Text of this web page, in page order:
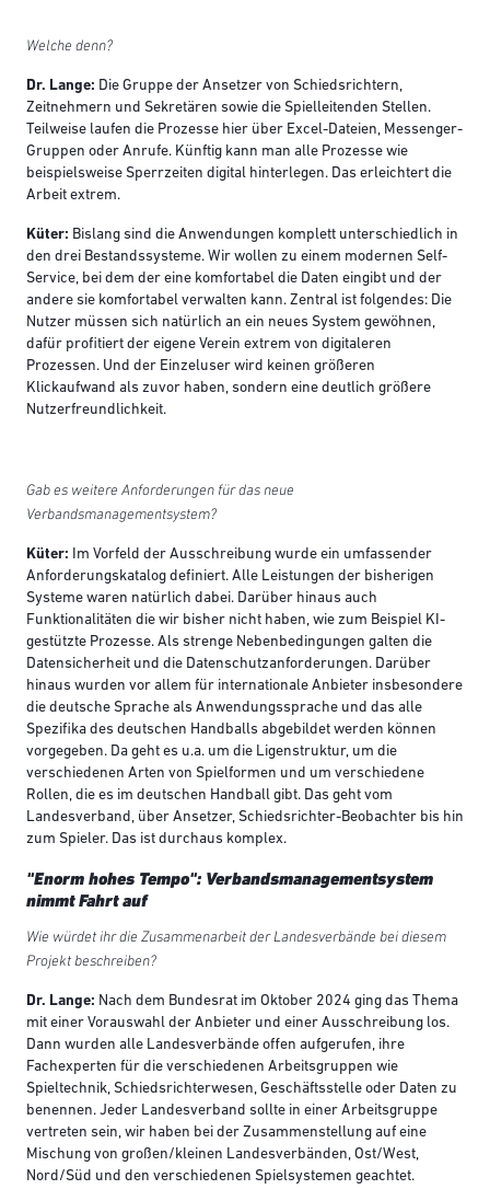
Welche denn?
Dr. Lange: Die Gruppe der Ansetzer von Schiedsrichtern,
Zeitnehmern und Sekretären sowie die Spielleitenden Stellen.
Teilweise laufen die Prozesse hier über Excel-Dateien, Messenger-
Gruppen oder Anrufe. Künftig kann man alle Prozesse wie
beispielsweise Sperrzeiten digital hinterlegen. Das erleichtert die
Arbeit extrem.
Küter: Bislang sind die Anwendungen komplett unterschiedlich in
den drei Bestandssysteme. Wir wollen zu einem modernen Self-
Service, bei dem der eine komfortabel die Daten eingibt und der
andere sie komfortabel verwalten kann. Zentral ist folgendes: Die
Nutzer müssen sich natürlich an ein neues System gewöhnen,
dafür profitiert der eigene Verein extrem von digitaleren
Prozessen. Und der Einzeluser wird keinen größeren
Klickaufwand als zuvor haben, sondern eine deutlich größere
Nutzerfreundlichkeit.
Gab es weitere Anforderungen für das neue
Verbandsmanagementsystem?
Küter: Im Vorfeld der Ausschreibung wurde ein umfassender
Anforderungskatalog definiert. Alle Leistungen der bisherigen
Systeme waren natürlich dabei. Darüber hinaus auch
Funktionalitäten die wir bisher nicht haben, wie zum Beispiel KI-
gestützte Prozesse. Als strenge Nebenbedingungen galten die
Datensicherheit und die Datenschutzanforderungen. Darüber
hinaus wurden vor allem für internationale Anbieter insbesondere
die deutsche Sprache als Anwendungssprache und das alle
Spezifika des deutschen Handballs abgebildet werden können
vorgegeben. Da geht es u.a. um die Ligenstruktur, um die
verschiedenen Arten von Spielformen und um verschiedene
Rollen, die es im deutschen Handball gibt. Das geht vom
Landesverband, über Ansetzer, Schiedsrichter-Beobachter bis hin
zum Spieler. Das ist durchaus komplex.
"Enorm hohes Tempo": Verbandsmanagementsystem
nimmt Fahrt auf
Wie würdet ihr die Zusammenarbeit der Landesverbände bei diesem
Projekt beschreiben?
Dr. Lange: Nach dem Bundesrat im Oktober 2024 ging das Thema
mit einer Vorauswahl der Anbieter und einer Ausschreibung los.
Dann wurden alle Landesverbände offen aufgerufen, ihre
Fachexperten für die verschiedenen Arbeitsgruppen wie
Spieltechnik, Schiedsrichterwesen, Geschäftsstelle oder Daten zu
benennen. Jeder Landesverband sollte in einer Arbeitsgruppe
vertreten sein, wir haben bei der Zusammenstellung auf eine
Mischung von großen/kleinen Landesverbänden, Ost/West,
Nord/Süd und den verschiedenen Spielsystemen geachtet.